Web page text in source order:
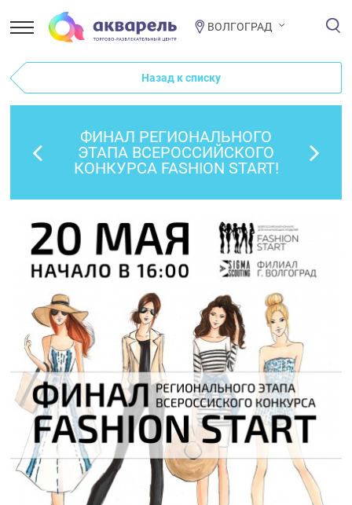
ВОЛГОГРАД
Назад к списку
ФИНАЛ РЕГИОНАЛЬНОГО
ЭТАПА ВСЕРОССИЙСКОГО
КОНКУРСА FASHION START!